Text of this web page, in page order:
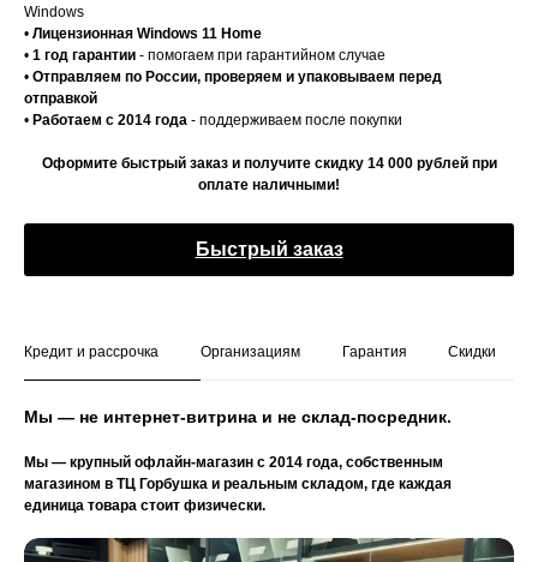
Windows
• Лицензионная Windows 11 Home
• 1 год гарантии - помогаем при гарантийном случае
• Отправляем по России, проверяем и упаковываем перед
отправкой
• Работаем с 2014 года - поддерживаем после покупки
Оформите быстрый заказ и получите скидку 14 000 рублей при
оплате наличными!
Быстрый заказ
Кредит и рассрочка Организациям Гарантия Скидки
Мы — не интернет-витрина и не склад-посредник.
Мы — крупный офлайн-магазин с 2014 года, собственным
магазином в ТЦ Горбушка и реальным складом, где каждая
единица товара стоит физически.